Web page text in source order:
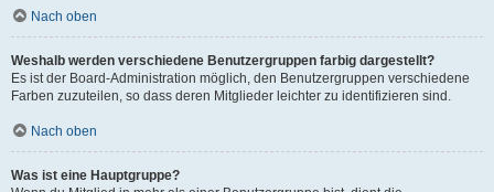
Nach oben
Weshalb werden verschiedene Benutzergruppen farbig dargestellt?
Es ist der Board-Administration möglich, den Benutzergruppen verschiedene
Farben zuzuteilen, so dass deren Mitglieder leichter zu identifizieren sind.
Nach oben
Was ist eine Hauptgruppe?